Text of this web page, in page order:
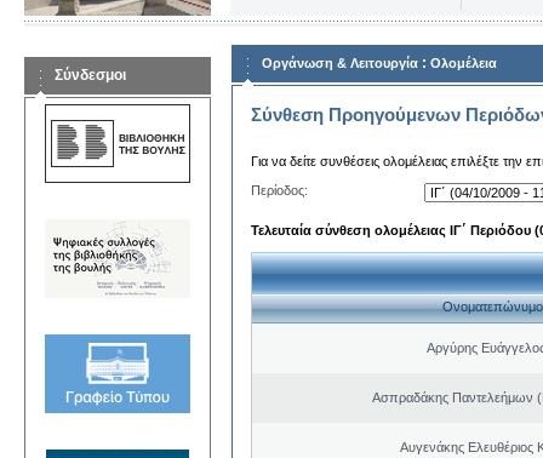
Σύνδεσμοι
Οργάνωση & Λειτουργία : Ολομέλεια
Σύνθεση Προηγούμενων
Για να δείτε συνθέσεις ολομέλειας επιλέξτε την
Περίοδος:
Τελευταία σύνθεση ολομέλειας ΙΓ΄ Περιόδου
Ονοματεπώνυμο
Αργύρης
Ασπραδάκης Παντελεήμων
Αυγενάκης Ελευθέριος